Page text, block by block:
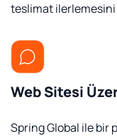
teslimat
Web Sitesi
Spring Global ile bir